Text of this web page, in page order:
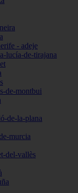
- adeje
lucía-de-tirajana
de-montbui
de-la-plana
murcia
del-vallès